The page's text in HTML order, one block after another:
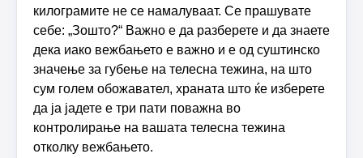
килограмите не се намалуваат. Се прашувате
себе: „Зошто?“ Важно е да разберете и да знаете
дека иако вежбањето е важно и е од суштинско
значење за губење на телесна тежина, на што
сум голем обожавател, храната што ќе изберете
да ја јадете е три пати поважна во
контролирање на вашата телесна тежина
отколку вежбањето.